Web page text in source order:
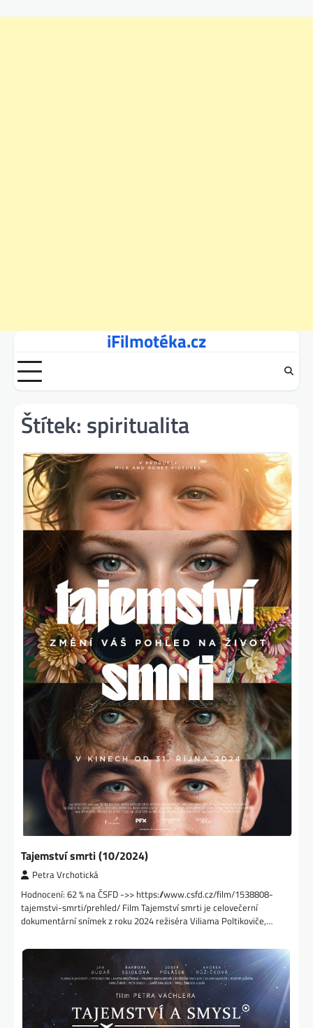
content
iFilmotéka.cz
Štítek: spiritualita
Tajemství smrti (10/2024)
Petra Vrchotická
Hodnocení: 62 % na ČSFD ->> https://www.csfd.cz/film/1538808-
tajemstvi-smrti/prehled/ Film Tajemství smrti je celovečerní
dokumentární snímek z roku 2024 režiséra Viliama Poltikoviče,…